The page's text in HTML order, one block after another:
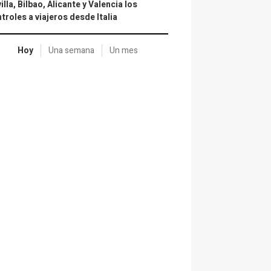
Bilbao, Alicante y Valencia los
a viajeros desde Italia
Hoy Una semana Un mes